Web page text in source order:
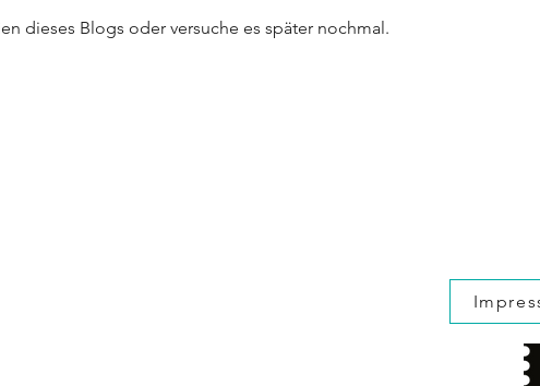
dieses Blogs oder versuche es später nochmal.